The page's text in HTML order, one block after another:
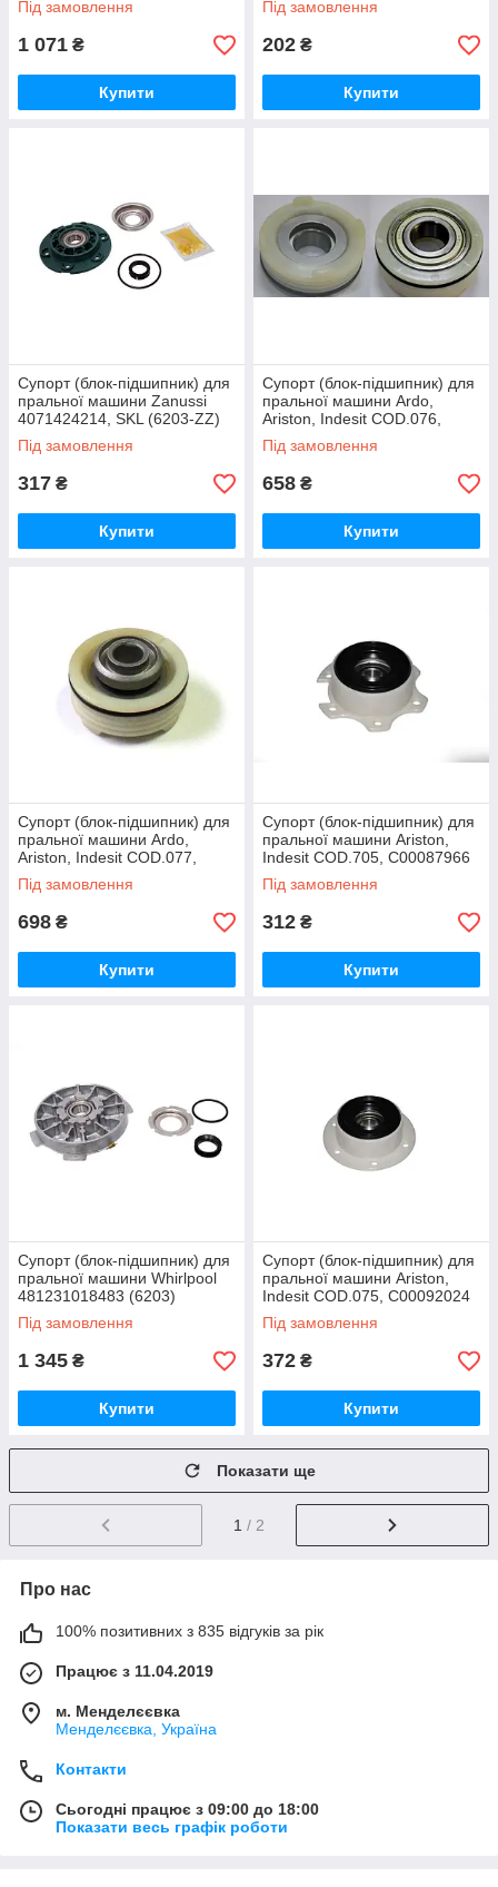
Під замовлення
1 071 ₴
Купити
Під замовлення
202 ₴
Купити
Супорт (блок-підшипник) для
пральної машини Zanussi
4071424214, SKL (6203-ZZ)
Під замовлення
317 ₴
Купити
Супорт (блок-підшипник) для
пральної машини Ardo,
Ariston, Indesit COD.076,
C00073579 (6204)
Під замовлення
658 ₴
Купити
Супорт (блок-підшипник) для
пральної машини Ardo,
Ariston, Indesit COD.077,
C00073580 (6204)
Під замовлення
698 ₴
Купити
Супорт (блок-підшипник) для
пральної машини Ariston,
Indesit COD.705, C00087966
(6204)
Під замовлення
312 ₴
Купити
Супорт (блок-підшипник) для
пральної машини Whirlpool
481231018483 (6203)
Під замовлення
1 345 ₴
Купити
Супорт (блок-підшипник) для
пральної машини Ariston,
Indesit COD.075, C00092024
(6204)
Під замовлення
372 ₴
Купити
Показати ще
1 / 2
Про нас
100% позитивних з 835 відгуків за рік
Працює з 11.04.2019
м. Менделєєвка
Менделєєвка, Україна
Контакти
Сьогодні працює з 09:00 до 18:00
Показати весь графік роботи